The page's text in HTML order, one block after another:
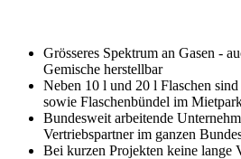
Grösseres Spektrum an Gasen -
Gemische herstellbar
Neben 10 l und 20 l Flaschen
sowie Flaschenbündel im
Bundesweit arbeitende
Vertriebspartner im ganzen
Bei kurzen Projekten keine lange